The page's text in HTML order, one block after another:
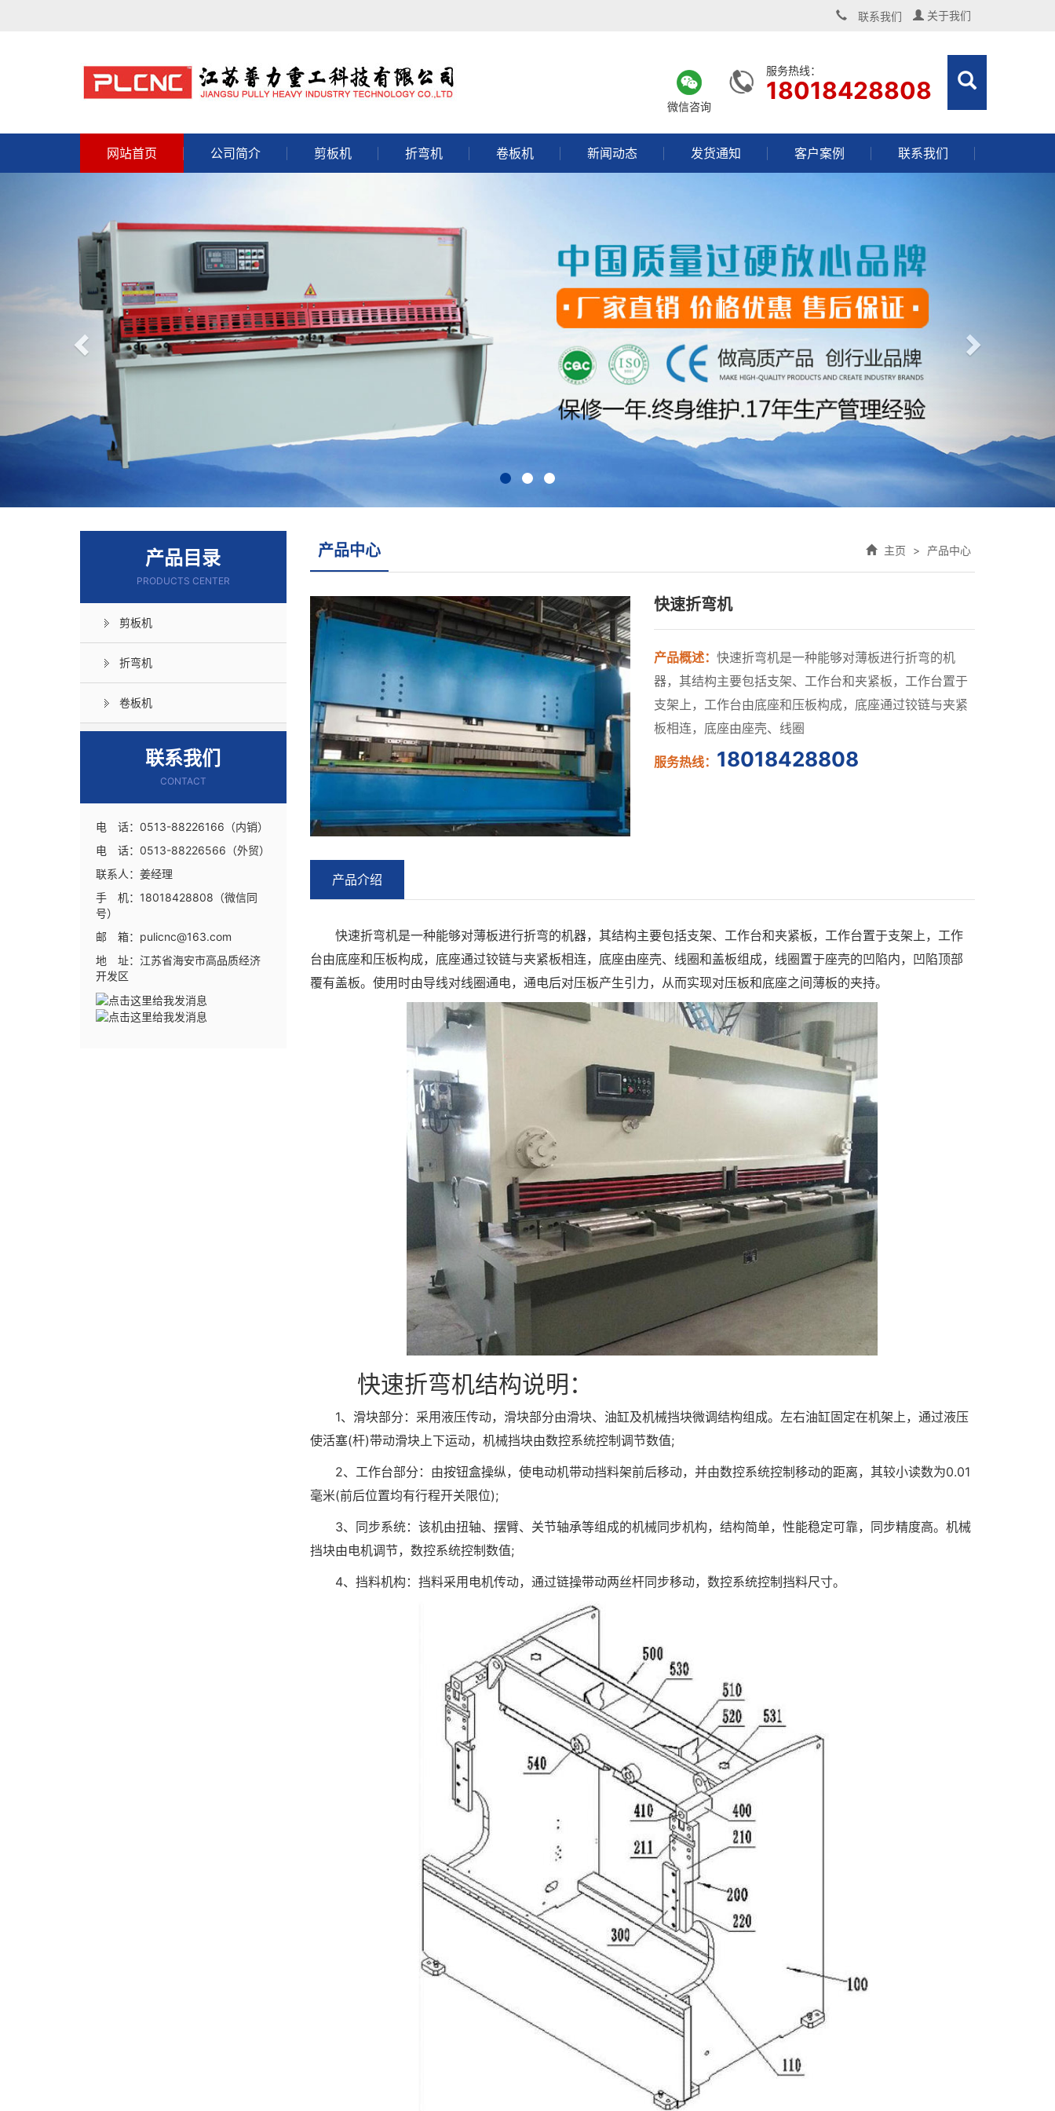
联系我们 关于我们
微信咨询
服务热线：
18018428808
网站首页 公司简介 剪板机 折弯机 卷板机 新闻动态 发货通知 客户案例 联系我们
产品目录
PRODUCTS CENTER
剪板机
折弯机
卷板机
联系我们
CONTACT
电 话：0513-88226166（内销）
电 话：0513-88226566（外贸）
联系人：姜经理
手 机：18018428808（微信同
号）
邮 箱：pulicnc@163.com
地 址：江苏省海安市高品质经济
开发区
产品中心 主页 > 产品中心
快速折弯机
产品概述：快速折弯机是一种能够对薄板进行折弯的机
器，其结构主要包括支架、工作台和夹紧板，工作台置于
支架上，工作台由底座和压板构成，底座通过铰链与夹紧
板相连，底座由座壳、线圈
服务热线： 18018428808
产品介绍
快速折弯机是一种能够对薄板进行折弯的机器，其结构主要包括支架、工作台和夹紧板，工作台置于支架上，工作
台由底座和压板构成，底座通过铰链与夹紧板相连，底座由座壳、线圈和盖板组成，线圈置于座壳的凹陷内，凹陷顶部
覆有盖板。使用时由导线对线圈通电，通电后对压板产生引力，从而实现对压板和底座之间薄板的夹持。
快速折弯机结构说明：
1、滑块部分：采用液压传动，滑块部分由滑块、油缸及机械挡块微调结构组成。左右油缸固定在机架上，通过液压
使活塞(杆)带动滑块上下运动，机械挡块由数控系统控制调节数值;
2、工作台部分：由按钮盒操纵，使电动机带动挡料架前后移动，并由数控系统控制移动的距离，其较小读数为0.01
毫米(前后位置均有行程开关限位);
3、同步系统：该机由扭轴、摆臂、关节轴承等组成的机械同步机构，结构简单，性能稳定可靠，同步精度高。机械
挡块由电机调节，数控系统控制数值;
4、挡料机构：挡料采用电机传动，通过链操带动两丝杆同步移动，数控系统控制挡料尺寸。